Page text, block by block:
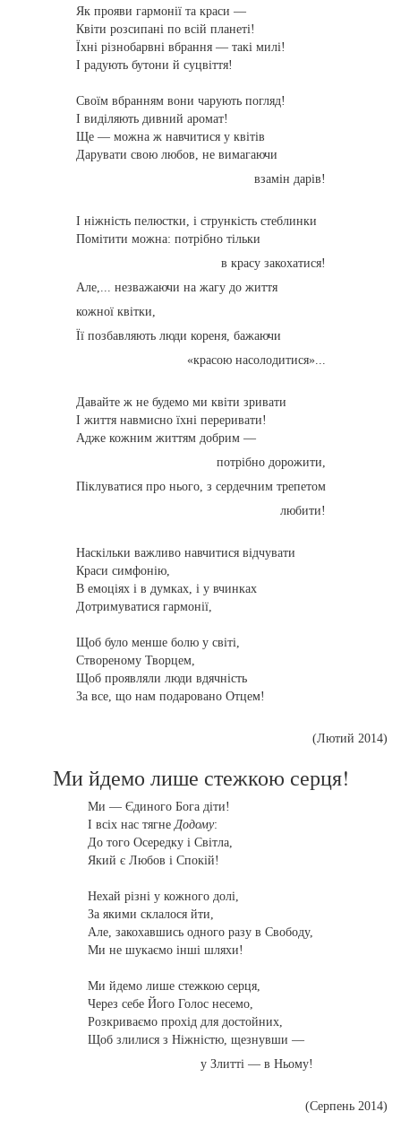
Як прояви гармонії та краси —
Квіти розсипані по всій планеті!
Їхні різнобарвні вбрання — такі милі!
І радують бутони й суцвіття!
Своїм вбранням вони чарують погляд!
І виділяють дивний аромат!
Ще — можна ж навчитися у квітів
Дарувати свою любов, не вимагаючи
взамін дарів!
І ніжність пелюстки, і стрункість стеблинки
Помітити можна: потрібно тільки
в красу закохатися!
Але,... незважаючи на жагу до життя
кожної квітки,
Її позбавляють люди кореня, бажаючи
«красою насолодитися»...
Давайте ж не будемо ми квіти зривати
І життя навмисно їхні переривати!
Адже кожним життям добрим —
потрібно дорожити,
Піклуватися про нього, з сердечним трепетом
любити!
Наскільки важливо навчитися відчувати
Краси симфонію,
В емоціях і в думках, і у вчинках
Дотримуватися гармонії,
Щоб було менше болю у світі,
Створеному Творцем,
Щоб проявляли люди вдячність
За все, що нам подаровано Отцем!
(Лютий 2014)
Ми йдемо лише стежкою серця!
Ми — Єдиного Бога діти!
І всіх нас тягнеДодому:
До того Осередку і Світла,
Який є Любов і Спокій!
Нехай різні у кожного долі,
За якими склалося йти,
Але, закохавшись одного разу в Свободу,
Ми не шукаємо інші шляхи!
Ми йдемо лише стежкою серця,
Через себе Його Голос несемо,
Розкриваємо прохід для достойних,
Щоб злилися з Ніжністю, щезнувши —
у Злитті — в Ньому!
(Серпень 2014)